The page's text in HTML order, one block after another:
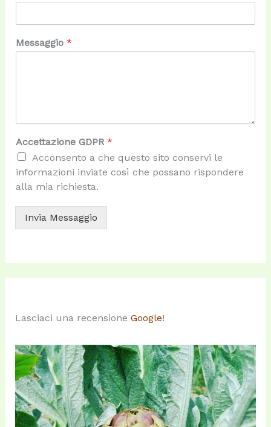
Messaggio *
Accettazione GDPR *
Acconsento a che questo sito conservi le
informazioni inviate così che possano rispondere
alla mia richiesta.
Invia Messaggio
Lasciaci una recensione Google!